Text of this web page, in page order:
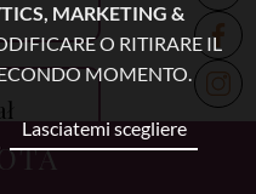
MARKETING &
O RITIRARE IL
MOMENTO.
Lasciatemi scegliere